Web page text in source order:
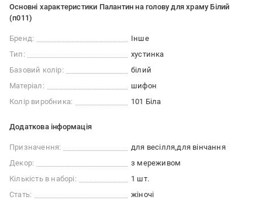
Основні характеристики Палантин на голову для храму Білий
(п011)
Бренд:
Інше
Тип:
хустинка
Базовий колір:
білий
Матеріал:
шифон
Колір виробника:
101 Біла
Додаткова інформація
Призначення: для весілля для вінчання
Декор:
з мереживом
Кількість в наборі:
1 шт.
Стать:
жіночі